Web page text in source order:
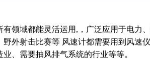
有领域都能灵活运用, ，广泛应用于电力
外射击比赛等 风速计都需要用到风速
、需要抽风排气系统的行业等等。